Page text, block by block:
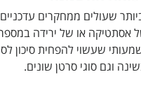
שעולים ממחקרים
אסתטיקה או של ירידה
שעשוי להפחית סיכון
וגם סוגי סרטן שונים.